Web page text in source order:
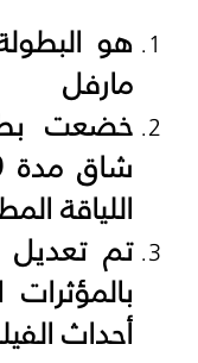
هو
مارفل
خضعت
اللياقة
تم
أحداث